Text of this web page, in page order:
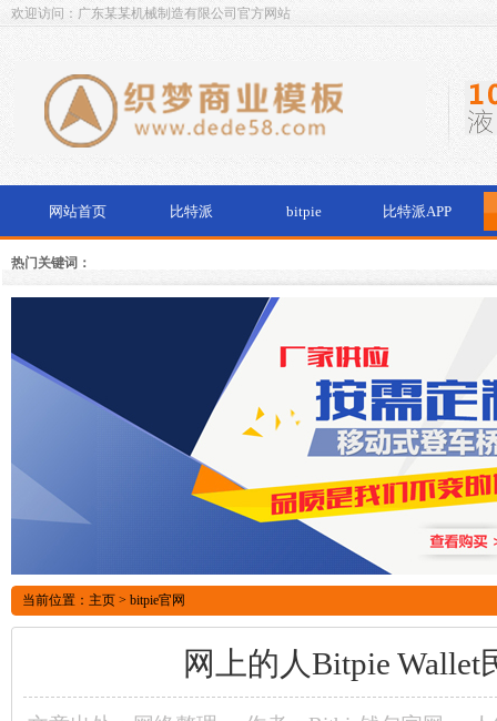
欢迎访问：广东某某机械制造有限公司官方网站
网站首页 比特派 bitpie 比特派APP
热门关键词：
当前位置： 主页 > bitpie官网
网上的人Bitpie Wallet